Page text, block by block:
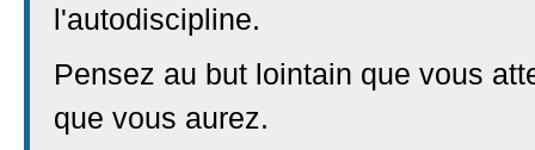
l'autodiscipline.
Pensez au but lointain que vous
que vous aurez.